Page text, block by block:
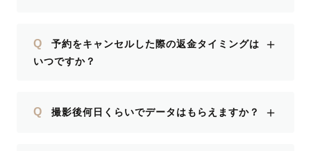
Q
予約をキャンセルした際の返金タイミングは
いつですか？
＋
Q 撮影後何日くらいでデータはもらえますか？ ＋